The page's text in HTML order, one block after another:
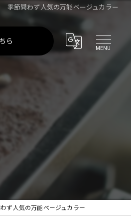
季節問わず人気の万能ベージュカラー
ら
ず人気の万能ベージュカラー